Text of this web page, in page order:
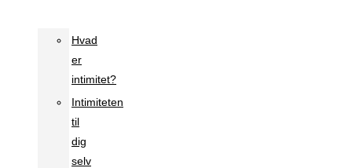
Hvad
er
intimitet?
Intimiteten
til
dig
selv